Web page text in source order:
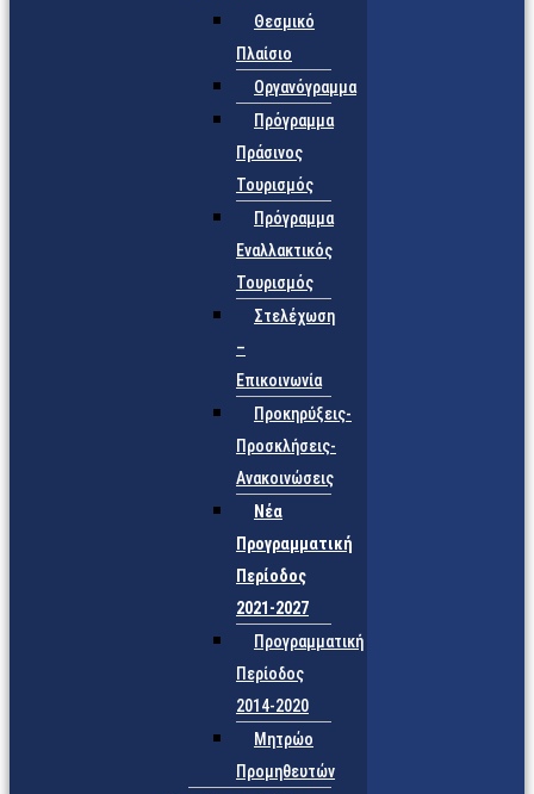
Θεσμικό
Πλαίσιο
Οργανόγραμμα
Πρόγραμμα
Πράσινος
Τουρισμός
Πρόγραμμα
Εναλλακτικός
Τουρισμός
Στελέχωση
–
Επικοινωνία
Προκηρύξεις-
Προσκλήσεις-
Ανακοινώσεις
Νέα
Προγραμματική
Περίοδος
2021-2027
Προγραμματική
Περίοδος
2014-2020
Μητρώο
Προμηθευτών